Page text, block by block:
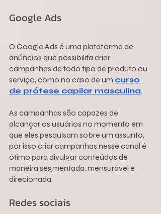
Google Ads
O Google Ads é uma plataforma de
anúncios que possibilita criar
campanhas de todo tipo de produto ou
serviço, como no caso de um curso
de prótese capilar masculina.
As campanhas são capazes de
alcançar os usuários no momento em
que eles pesquisam sobre um assunto,
por isso criar campanhas nesse canal é
ótimo para divulgar conteúdos de
maneira segmentada, mensurável e
direcionada.
Redes sociais